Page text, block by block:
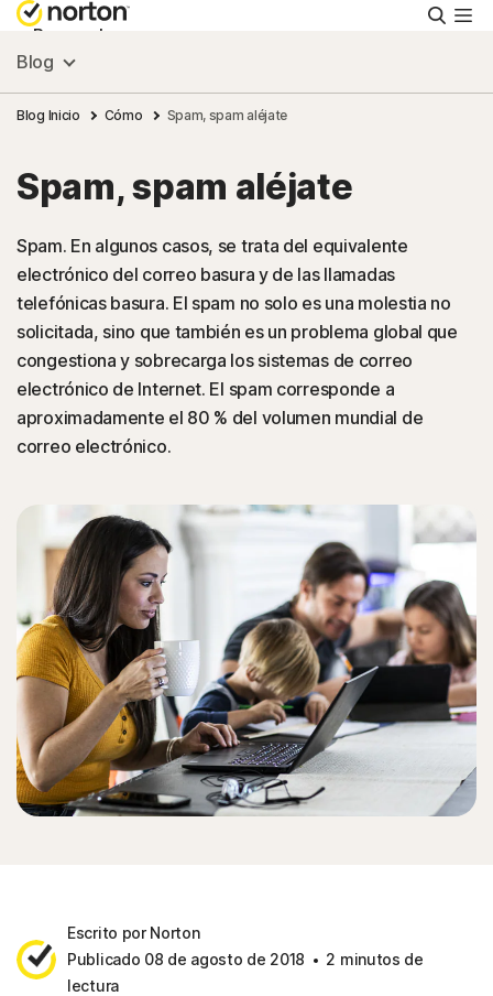
Personal
Pequeñas empresas
Recursos
Soporte
Prueba gratis
México
Blog
Blog Inicio Cómo Spam, spam aléjate
Spam, spam aléjate
Spam. En algunos casos, se trata del equivalente
electrónico del correo basura y de las llamadas
telefónicas basura. El spam no solo es una molestia no
solicitada, sino que también es un problema global que
congestiona y sobrecarga los sistemas de correo
electrónico de Internet. El spam corresponde a
aproximadamente el 80 % del volumen mundial de
correo electrónico.
Escrito por Norton
Publicado 08 de agosto de 2018
2 minutos de
lectura